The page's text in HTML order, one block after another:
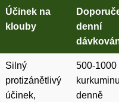
Účinek na
klouby
denní
Silný
protizánětlivý
účinek,
500-1000
denně